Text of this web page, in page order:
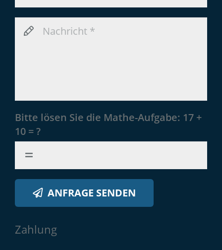
Bitte lösen Sie die Mathe-Aufgabe: 17 +
10 = ?
ANFRAGE SENDEN
Zahlung